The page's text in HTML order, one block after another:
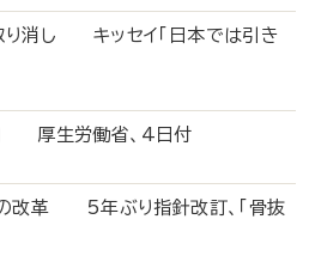
り消し キッセイ「日本では引き
厚生労働省、4日付
の改革 5年ぶり指針改訂、「骨抜